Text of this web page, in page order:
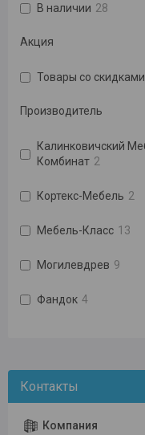
В наличии 28
Акция
Товары со скидками
Производитель
Калинковичский
Комбинат 2
Кортекс-Мебель 2
Мебель-Класс 13
Могилевдрев 9
Фандок 4